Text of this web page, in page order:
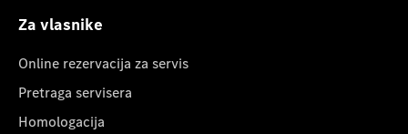
Za vlasnike
Online rezervacija za servis
Pretraga servisera
Homologacija